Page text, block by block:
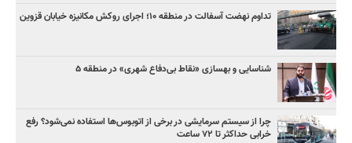
تداوم نهضت آسفالت در منطقه ۱۰؛ اجرای روکش مکانیزه خیابان قزوین
شناسایی و بهسازی «نقاط بی‌دفاع شهری» در منطقه ۵
چرا از سیستم سرمایشی در برخی از اتوبوس‌ها استفاده نمی‌شود؟ رفع
خرابی حداکثر تا ۷۲ ساعت